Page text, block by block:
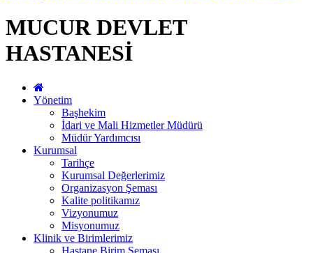
MUCUR DEVLET
HASTANESİ
Yönetim
Başhekim
İdari ve Mali Hizmetler Müdürü
Müdür Yardımcısı
Kurumsal
Tarihçe
Kurumsal Değerlerimiz
Organizasyon Şeması
Kalite politikamız
Vizyonumuz
Misyonumuz
Klinik ve Birimlerimiz
Hastane Birim Şeması